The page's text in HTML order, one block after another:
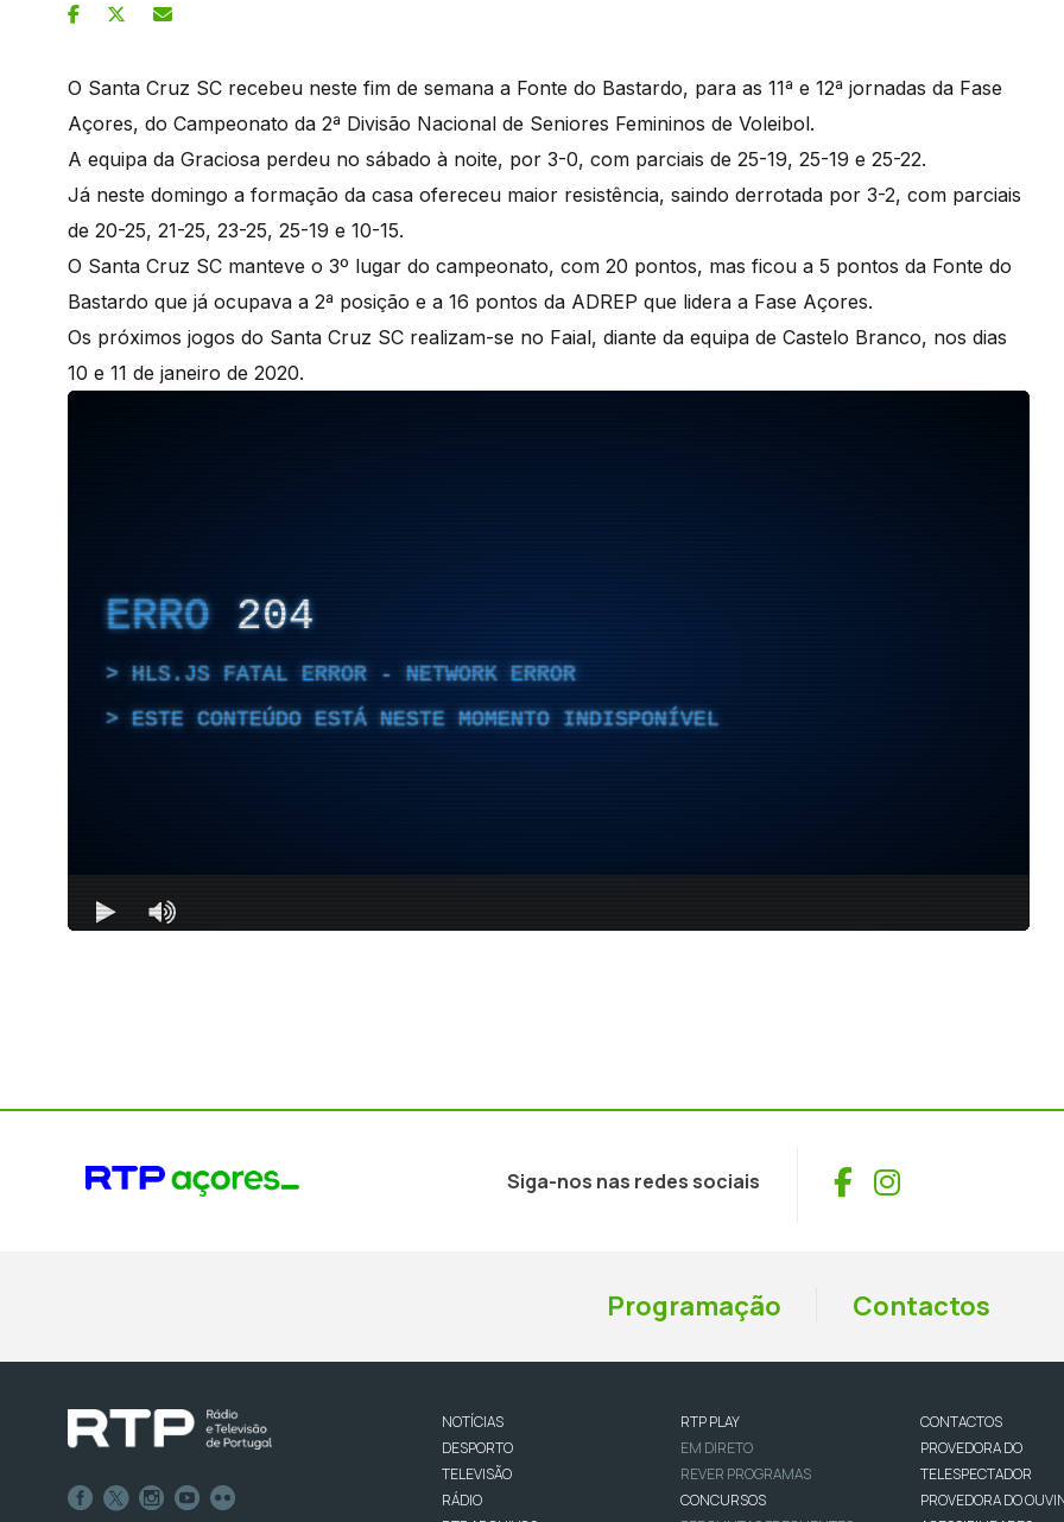
O Santa Cruz SC recebeu neste fim de semana a Fonte do Bastardo, para as 11ª e 12ª jornadas da Fase
Açores, do Campeonato da 2ª Divisão Nacional de Seniores Femininos de Voleibol.
A equipa da Graciosa perdeu no sábado à noite, por 3-0, com parciais de 25-19, 25-19 e 25-22.
Já neste domingo a formação da casa ofereceu maior resistência, saindo derrotada por 3-2, com parciais
de 20-25, 21-25, 23-25, 25-19 e 10-15.
O Santa Cruz SC manteve o 3º lugar do campeonato, com 20 pontos, mas ficou a 5 pontos da Fonte do
Bastardo que já ocupava a 2ª posição e a 16 pontos da ADREP que lidera a Fase Açores.
Os próximos jogos do Santa Cruz SC realizam-se no Faial, diante da equipa de Castelo Branco, nos dias
10 e 11 de janeiro de 2020.
Siga-nos nas redes sociais Facebook
Instagram
Programação Contactos
NOTÍCIAS
DESPORTO
TELEVISÃO
RÁDIO
RTP PLAY
EM DIRETO
REVER PROGRAMAS
CONCURSOS
CONTACTOS
PROVEDORA DO
TELESPECTADOR
PROVEDORA DO